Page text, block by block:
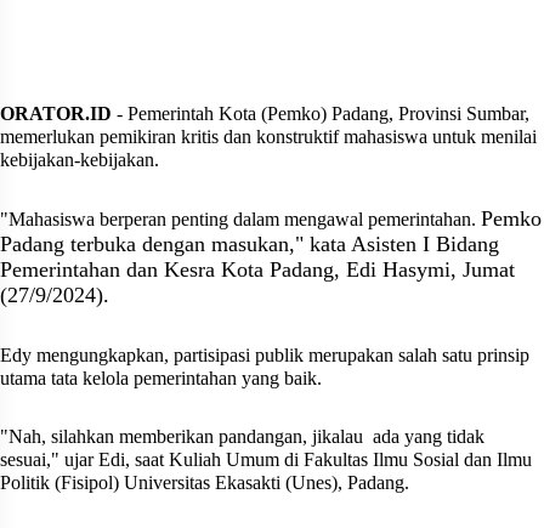
ORATOR.ID - Pemerintah Kota (Pemko) Padang, Provinsi Sumbar,
memerlukan pemikiran kritis dan konstruktif mahasiswa untuk menilai
kebijakan-kebijakan.
"Mahasiswa berperan penting dalam mengawal pemerintahan. Pemko
Padang terbuka dengan masukan," kata Asisten I Bidang
Pemerintahan dan Kesra Kota Padang, Edi Hasymi, Jumat
(27/9/2024).
Edy mengungkapkan, partisipasi publik merupakan salah satu prinsip
utama tata kelola pemerintahan yang baik.
"Nah, silahkan memberikan pandangan, jikalau ada yang tidak
sesuai," ujar Edi, saat Kuliah Umum di Fakultas Ilmu Sosial dan Ilmu
Politik (Fisipol) Universitas Ekasakti (Unes), Padang.